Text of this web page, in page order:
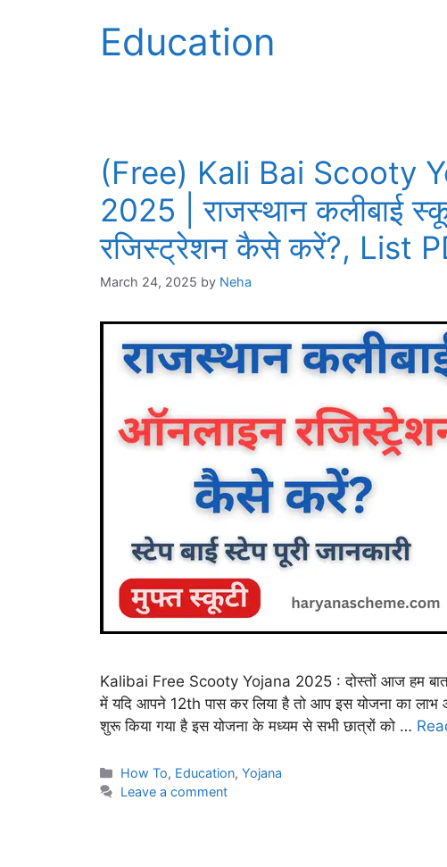
Education
(Free) Kali Bai Scooty
2025 | राजस्थान कलीबाई
रजिस्ट्रेशन कैसे करें?, List
March 24, 2025 by Neha
Kalibai Free Scooty Yojana 2025 : दोस्तों आज हम
में यदि आपने 12th पास कर लिया है तो आप इस योजना का लाभ
शुरू किया गया है इस योजना के मध्यम से सभी छात्रों को …
Categories
How To, Education,Yojana
Leave a comment